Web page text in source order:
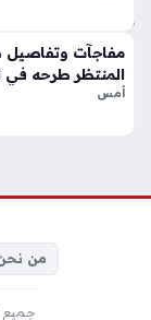
23
دقي
قة
مي
مفاجآت وتفاصيل
المنتظر طرحه
أمس
من
جميع